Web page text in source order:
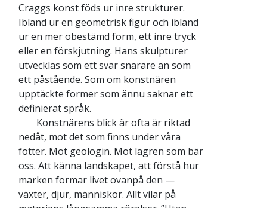
Craggs konst föds ur inre strukturer.
Ibland ur en geometrisk figur och ibland
ur en mer obestämd form, ett inre tryck
eller en förskjutning. Hans skulpturer
utvecklas som ett svar snarare än som
ett påstående. Som om konstnären
upptäckte former som ännu saknar ett
definierat språk.
Konstnärens blick är ofta är riktad
nedåt, mot det som finns under våra
fötter. Mot geologin. Mot lagren som bär
oss. Att känna landskapet, att förstå hur
marken formar livet ovanpå den —
växter, djur, människor. Allt vilar på